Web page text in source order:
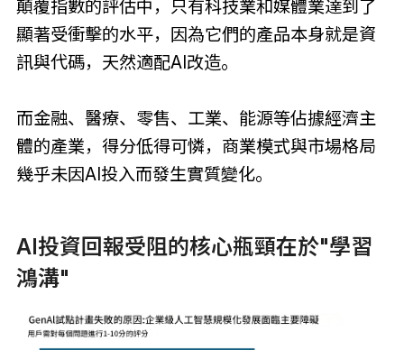
顛覆指數的評估中，只有科技業和媒體業達到了
顯著受衝擊的水平，因為它們的產品本身就是資
訊與代碼，天然適配AI改造。
而金融、醫療、零售、工業、能源等佔據經濟主
體的產業，得分低得可憐，商業模式與市場格局
幾乎未因AI投入而發生實質變化。
AI投資回報受阻的核心瓶頸在於"學習
鴻溝"